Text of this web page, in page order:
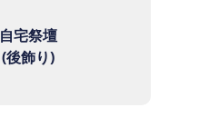
自宅祭壇
(後飾り)